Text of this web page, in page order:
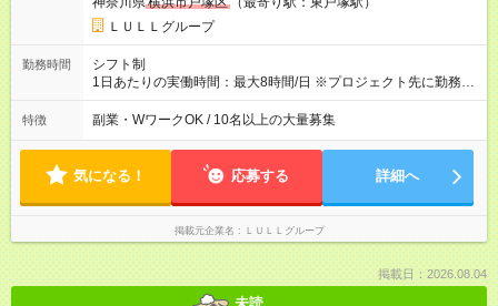
万6，610円分）を含む。超過分は追加支給いたします 能力やス
キルを考慮し初任給を決定。経験者の方は前給考慮も可能で
す！ ◎昇給年1回（研修終了後） ◎賞与年2回（2月・8月）＋業
績賞与あり ◤スキルアップも、収入アップも。◢ 入社後の成長
や頑張りは、しっかり給与で還元しています。 実際にほぼ全員
上アップした社員も。 エンジニアへの還元率は業界高水準の
87％。 スキルを磨いた分だけ、収入アップも目指せる環境で
す！ 【試用期間】試用期間あり 試用期間の長さ：6ヶ月 ※ 雇用
形態と給与に、本採用時と異なる部分があります。 雇用形態：
中途採用（契約社員） 給与：月給 230,000円以上 上記額にはみ
なし残業代を含みます。※超過分は全額支給いたします。 みな
別途支給いたします ※研修期間中（最大12ヶ月間）も、試用期
ＬＵＬＬグループ
勤務時間
シフト制
1日あたりの実働時間：最大8時間/日 ※プロジェクト先に勤務時
間は異なります 【シフト例】 ・10時00分～19時00分 ・9時00
分～18時00分 平均残業時間：月10時間以内
特徴 副業・WワークOK / 10名以上の大量募集
気になる！ 応募する 詳細へ
掲載元企業名 ＬＵＬＬグループ
掲載日：2026.08.04